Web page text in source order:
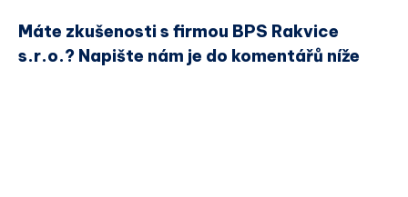
Máte zkušenosti s firmou BPS Rakvice
s.r.o.? Napište nám je do komentářů níže